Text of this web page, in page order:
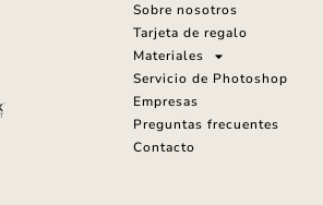
Sobre nosotros
Tarjeta de regalo
Materiales
Servicio de Photoshop
Empresas
Preguntas frecuentes
Contacto